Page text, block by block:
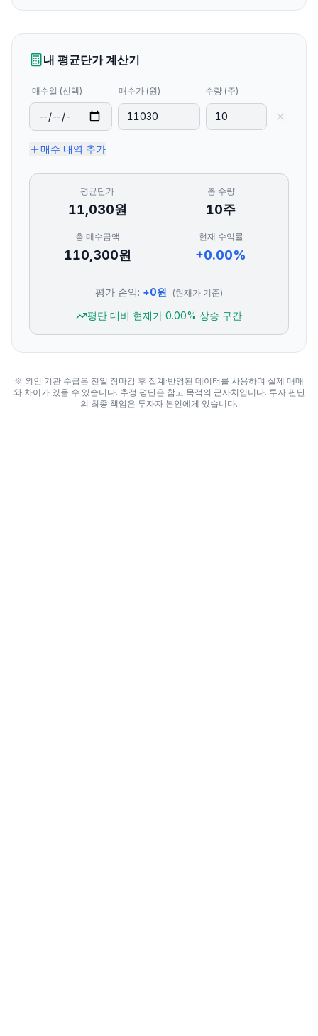
내 평균단가 계산기
매수일 (선택) 매수가 (원) 수량 (주)
매수 내역 추가
평균단가
11,030원
총 수량
10주
총 매수금액
110,300원
현재 수익률
+0.00%
평가 손익: +0원 (현재가 기준)
평단 대비 현재가 0.00% 상승 구간
※ 외인·기관 수급은 전일 장마감 후 집계·반영된 데이터를 사용하며 실제 매매
와 차이가 있을 수 있습니다. 추정 평단은 참고 목적의 근사치입니다. 투자 판단
의 최종 책임은 투자자 본인에게 있습니다.